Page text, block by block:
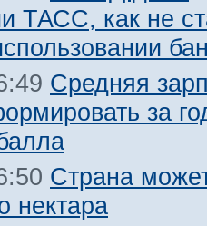
ТАСС, как не
Средняя
за
Страна
нектара